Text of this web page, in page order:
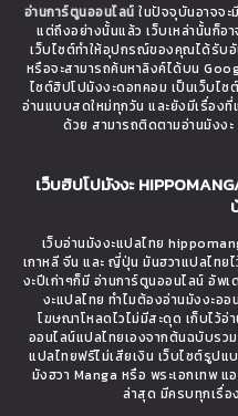
อ่านการ์ตูนออนไลน์ ในปัจจุบันอาจจะ
แต่ถึงอย่างนั้นแล้ว เว็บเหล่านั้นก็อ
เว็บไซต์ทำให้อุปกรณ์ของคุณได้รับอั
หรือจะสามารถค้นหาลิงค์ได้บน
ไซต์ฮิปโปมังงะดอทคอม เป็นเว็บไ
อ่านแบบสดใหม่ทุกวัน และยังมีเรื่อง
ด้วย สามารถติดตามอ่านมังง
เว็บฮิปโปมังงะ
เว็บอ่านมังงะแปลไทย
เกาหลี จีน และ ญี่ปุ่น มันฮวาแปลไทย
งะปีเก่าๆก็มี อ่านการ์ตูนออนไลน์ อัพ
งะแปลไทย ทำไมต้องอ่านมังงะอ
โฆษณาโหลดไวไม่มีสะดุด เก็บไว้อ่
ออนไลน์แปลไทยเองจากต้นฉบับรว
แปลไทยฟรีไม่เสียเงิน เว็บไซต์รูปแ
มังฮวา Manga หรือ พระเอกเทพ
ล่าสุด มีครบทุกเรื่อ